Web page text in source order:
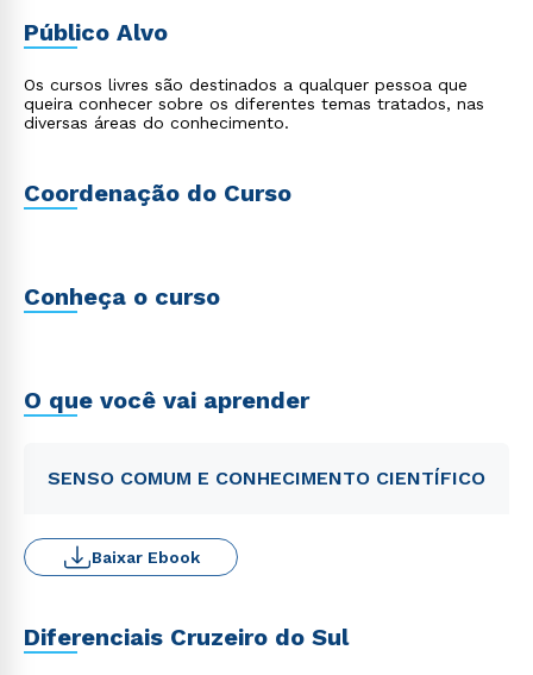
Público Alvo
Os cursos livres são destinados a qualquer pessoa que
queira conhecer sobre os diferentes temas tratados, nas
diversas áreas do conhecimento.
Coordenação do Curso
Conheça o curso
O que você vai aprender
SENSO COMUM E CONHECIMENTO CIENTÍFICO
Baixar Ebook
Diferenciais Cruzeiro do Sul